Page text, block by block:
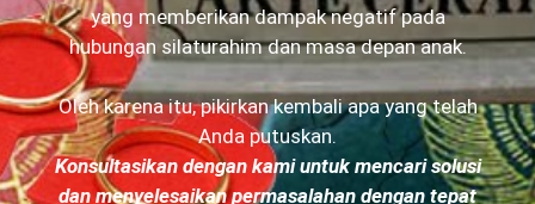
yang memberikan dampak negatif pada
hubungan silaturahim dan masa depan anak.
Oleh karena itu, pikirkan kembali apa yang telah
Anda putuskan.
Konsultasikan dengan kami untuk mencari solusi
dan menyelesaikan permasalahan dengan tepat